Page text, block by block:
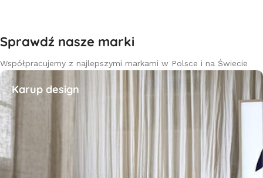
Sprawdź nasze marki
Współpracujemy z najlepszymi markami w Polsce i na Świecie
Karup design